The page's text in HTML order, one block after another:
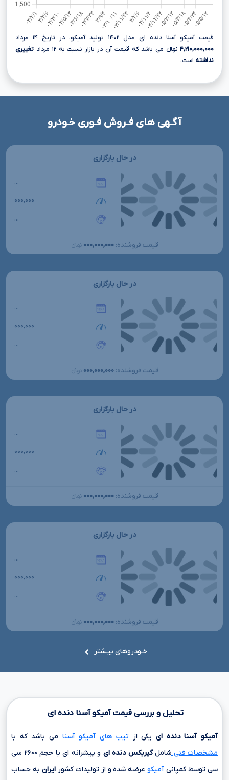
قیمت آمیکو آسنا دنده ای مدل ۱۴۰۲ تولید آمیکو، در تاریخ ۱۴ مرداد
۴,۲۱۰,۰۰۰,۰۰۰ تومانءءء می باشد که قیمت آن در بازار نسبت به ۱۲ مرداد
تغییری
نداشته است.
آگـهی های فـروش فـوری خـودرو
در حال بارگزاری
...
۰۰۰,۰۰۰
...
قیمت فروشنده: ۰۰۰,۰۰۰,۰۰۰ تومانءءء
در حال بارگزاری
...
۰۰۰,۰۰۰
...
قیمت فروشنده: ۰۰۰,۰۰۰,۰۰۰ تومانءءء
در حال بارگزاری
...
۰۰۰,۰۰۰
...
قیمت فروشنده: ۰۰۰,۰۰۰,۰۰۰ تومانءءء
در حال بارگزاری
...
۰۰۰,۰۰۰
...
قیمت فروشنده: ۰۰۰,۰۰۰,۰۰۰ تومانءءء
خـودروهای بیـشتر
تحلیل و بررسی قیمت آمیکو آسنا دنده ای
آمیکو آسنا دنده ای یکی از تیپ های آمیکو آسنا می باشد که با
مشخصات فنی شاملگیربکس دنده ای و پیشرانه ای با حجم
۲۶۰۰ سی
سیتوسط کمپانی آمیکوعرضه شده و از تولیدات کشورایران به حساب